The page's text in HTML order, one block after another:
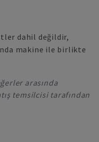
dahil değildir,
makine ile birlikte
arasında
temsilcisi tarafından